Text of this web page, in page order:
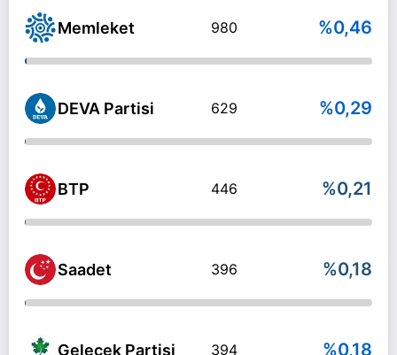
Memleket 980 %0,46
DEVA Partisi 629 %0,29
BTP 446 %0,21
Saadet 396 %0,18
Gelecek Partisi 394 %0,18